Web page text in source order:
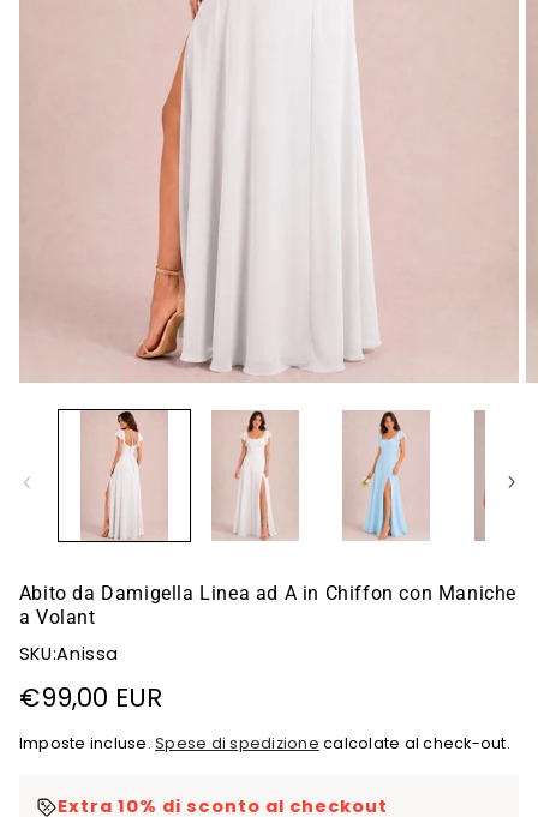
Abito da Damigella Linea ad A in Chiffon con Maniche
a Volant
SKU:Anissa
Prezzo
di
€99,00 EUR
Imposte incluse.Spese di spedizione calcolate al check-out.
Extra 10% di sconto al checkout